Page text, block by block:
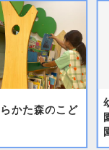
かた森のこど